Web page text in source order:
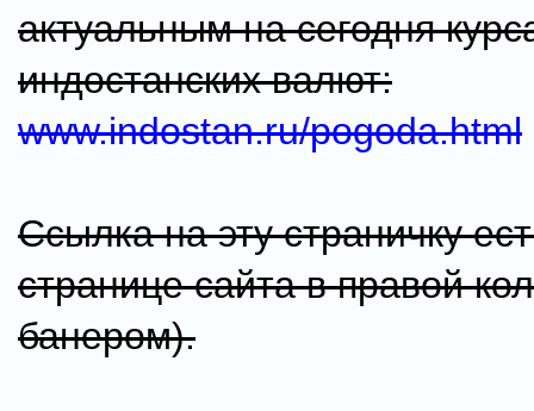
актуальным на сегодня
индостанских валют:
www.indostan.ru/pogoda.html
Ссылка на эту страничку
странице сайта в правой
банером).